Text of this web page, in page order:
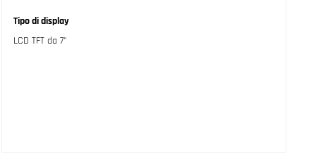
Tipo di display
LCD TFT da 7"